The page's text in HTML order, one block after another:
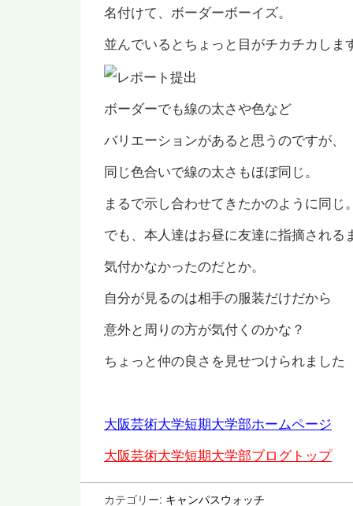
名付けて、ボーダーボーイズ。
並んでいるとちょっと目がチカチカしま
ボーダーでも線の太さや色など
バリエーションがあると思うのですが、
同じ色合いで線の太さもほぼ同じ。
まるで示し合わせてきたかのように同じ。
でも、本人達はお昼に友達に指摘される
気付かなかったのだとか。
自分が見るのは相手の服装だけだから
意外と周りの方が気付くのかな？
ちょっと仲の良さを見せつけられました
大阪芸術大学短期大学部ホームページ
大阪芸術大学短期大学部ブログトップ
カテゴリー: キャンパスウォッチ